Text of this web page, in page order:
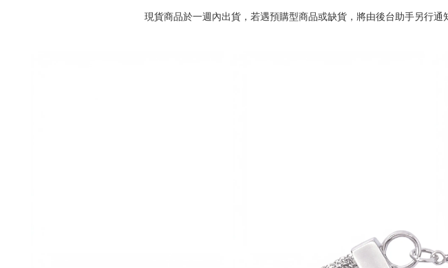
現貨商品於一週內出貨，若遇預購型商品或缺貨，將由後台助手另行